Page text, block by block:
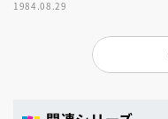
1984.08.29